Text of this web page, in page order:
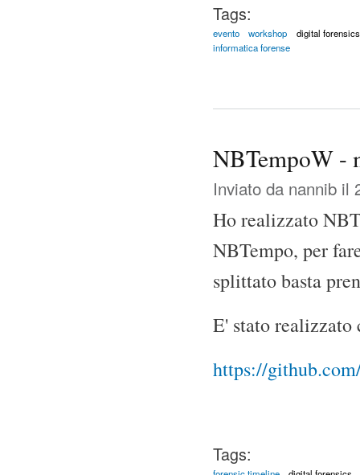
Tags:
evento workshop
digital forensics
informatica forense
NBTempoW -
Inviato da nannib il
Ho realizzato
NBTempo, per
splittato basta
E' stato
https://
Tags: